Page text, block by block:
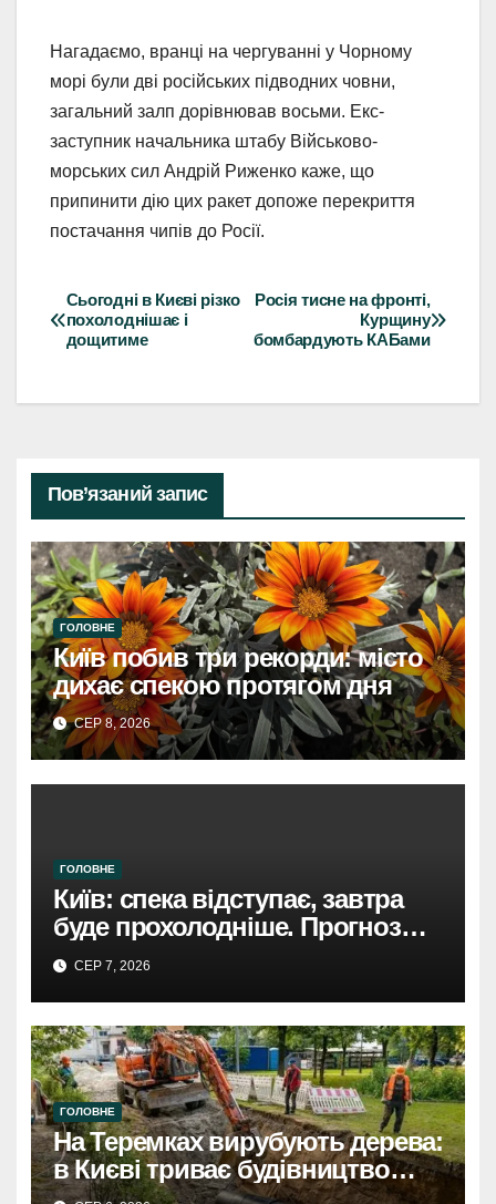
Нагадаємо, вранці на чергуванні у Чорному
морі були дві російських підводних човни,
загальний залп дорівнював восьми. Екс-
заступник начальника штабу Військово-
морських сил Андрій Риженко каже, що
припинити дію цих ракет допоже перекриття
постачання чипів до Росії.
Навігація
записів
Росія тисне на фронті,
Курщину
бомбардують КАБами
Сьогодні в Києві різко
похолоднішає і
дощитиме
Пов’язаний запис
ГОЛОВНЕ
Київ побив три рекорди: місто
дихає спекою протягом дня
СЕР 8, 2026
ГОЛОВНЕ
Київ: спека відступає, завтра
буде прохолодніше. Прогноз
погоди
СЕР 7, 2026
ГОЛОВНЕ
На Теремках вирубують дерева:
в Києві триває будівництво
теплотраси